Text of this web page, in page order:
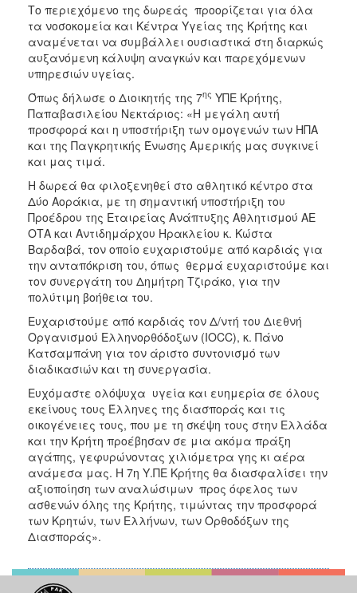
Το περιεχόμενο της δωρεάς προορίζεται για όλα
τα νοσοκομεία και Κέντρα Υγείας της Κρήτης και
αναμένεται να συμβάλλει ουσιαστικά στη διαρκώς
αυξανόμενη κάλυψη αναγκών και παρεχόμενων
υπηρεσιών υγείας.
Όπως δήλωσε ο Διοικητής της 7ης ΥΠΕ Κρήτης,
Παπαβασιλείου Νεκτάριος: «Η μεγάλη αυτή
προσφορά και η υποστήριξη των ομογενών των ΗΠΑ
και της Παγκρητικής Ένωσης Αμερικής μας συγκινεί
και μας τιμά.
Η δωρεά θα φιλοξενηθεί στο αθλητικό κέντρο στα
Δύο Αοράκια, με τη σημαντική υποστήριξη του
Προέδρου της Εταιρείας Ανάπτυξης Αθλητισμού ΑΕ
ΟΤΑ και Αντιδημάρχου Ηρακλείου κ. Κώστα
Βαρδαβά, τον οποίο ευχαριστούμε από καρδιάς για
την ανταπόκριση του, όπως θερμά ευχαριστούμε και
τον συνεργάτη του Δημήτρη Τζιράκο, για την
πολύτιμη βοήθεια του.
Ευχαριστούμε από καρδιάς τον Δ/ντή του Διεθνή
Οργανισμού Ελληνορθόδοξων (IOCC), κ. Πάνο
Κατσαμπάνη για τον άριστο συντονισμό των
διαδικασιών και τη συνεργασία.
Ευχόμαστε ολόψυχα υγεία και ευημερία σε όλους
εκείνους τους Έλληνες της διασποράς και τις
οικογένειες τους, που με τη σκέψη τους στην Ελλάδα
και την Κρήτη προέβησαν σε μια ακόμα πράξη
αγάπης, γεφυρώνοντας χιλιόμετρα γης κι αέρα
ανάμεσα μας. Η 7η Υ.ΠΕ Κρήτης θα διασφαλίσει την
αξιοποίηση των αναλώσιμων προς όφελος των
ασθενών όλης της Κρήτης, τιμώντας την προσφορά
των Κρητών, των Ελλήνων, των Ορθοδόξων της
Διασποράς».